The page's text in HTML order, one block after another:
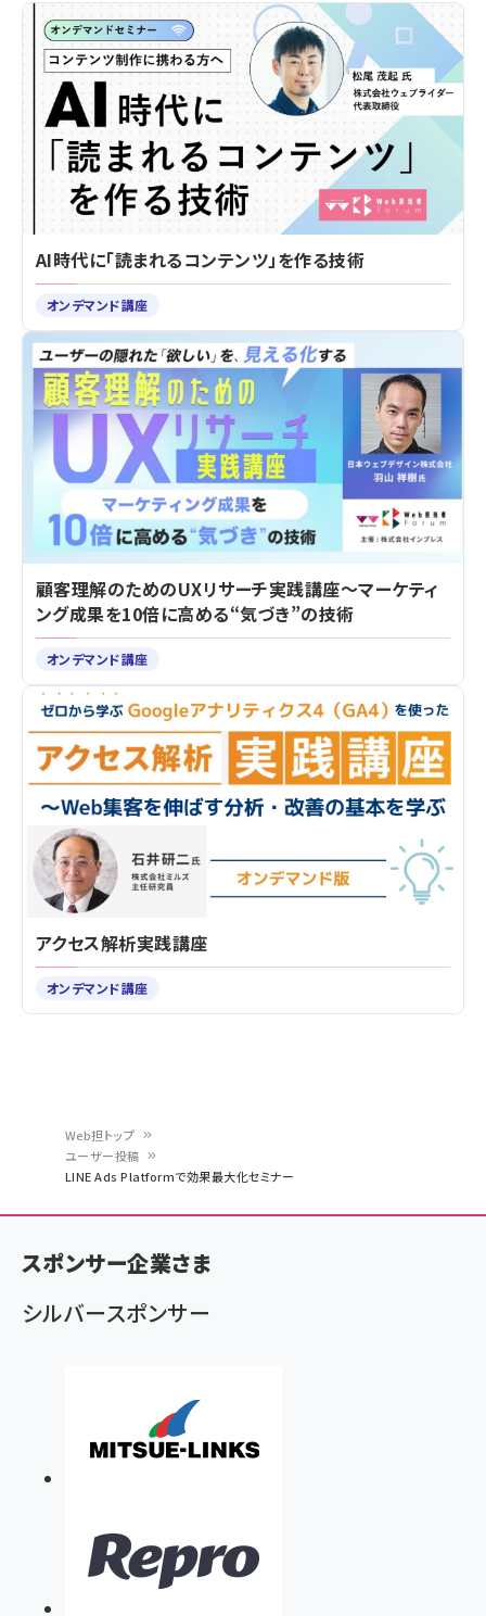
ン
く
ず
Web担トップ
ユーザー投稿
LINE Ads Platformで効果最大化セミナー
AI時代に「読まれるコンテンツ」を作る技術
オンデマンド講座
顧客理解のためのUXリサーチ実践講座～マーケティ
ング成果を10倍に高める“気づき”の技術
オンデマンド講座
アクセス解析実践講座
オンデマンド講座
スポンサー企業さま
シルバースポンサー